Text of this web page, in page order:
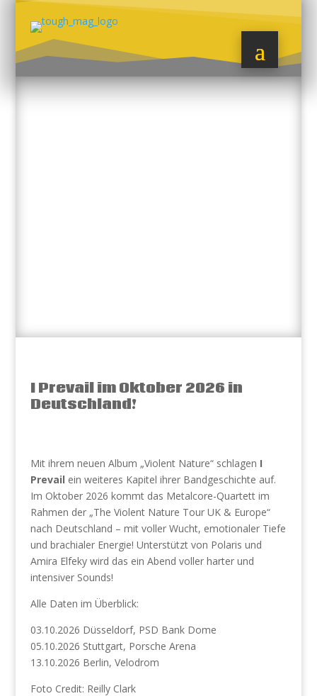
I Prevail im Oktober 2026 in
Deutschland!
Mit ihrem neuen Album „Violent Nature“ schlagen I
Prevail ein weiteres Kapitel ihrer Bandgeschichte auf.
Im Oktober 2026 kommt das Metalcore-Quartett im
Rahmen der „The Violent Nature Tour UK & Europe“
nach Deutschland – mit voller Wucht, emotionaler Tiefe
und brachialer Energie! Unterstützt von Polaris und
Amira Elfeky wird das ein Abend voller harter und
intensiver Sounds!
Alle Daten im Überblick:
03.10.2026 Düsseldorf, PSD Bank Dome
05.10.2026 Stuttgart, Porsche Arena
13.10.2026 Berlin, Velodrom
Foto Credit: Reilly Clark